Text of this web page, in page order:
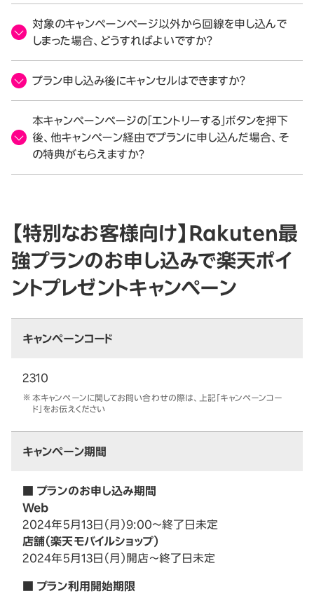
対象のキャンペーンページ以外から回線を申し込んで
しまった場合、どうすればよいですか？
プラン申し込み後にキャンセルはできますか？
本キャンペーンページの「エントリーする」ボタンを押下
後、他キャンペーン経由でプランに申し込んだ場合、そ
の特典がもらえますか？
【特別なお客様向け】Rakuten最
強プランのお申し込みで楽天ポイ
ントプレゼントキャンペーン
キャンペーンコード
2310
本キャンペーンに関してお問い合わせの際は、上記「キャンペーンコー
ド」をお伝えください
キャンペーン期間
■ プランのお申し込み期間
Web
2024年5月13日（月）9:00～終了日未定
店舗（楽天モバイルショップ）
2024年5月13日（月）開店～終了日未定
■ プラン利用開始期限